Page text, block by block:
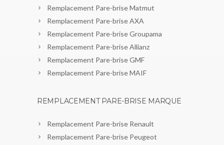
Remplacement Pare-brise Matmut
Remplacement Pare-brise AXA
Remplacement Pare-brise Groupama
Remplacement Pare-brise Allianz
Remplacement Pare-brise GMF
Remplacement Pare-brise MAIF
REMPLACEMENT PARE-BRISE MARQUE
Remplacement Pare-brise Renault
Remplacement Pare-brise Peugeot